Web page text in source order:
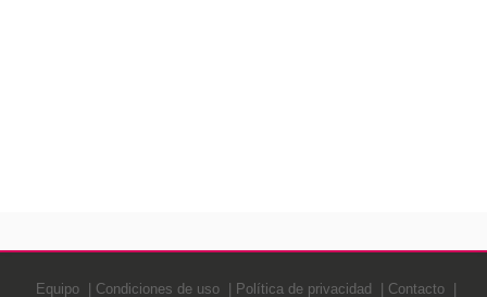
Equipo Condiciones de uso Política de privacidad Contacto